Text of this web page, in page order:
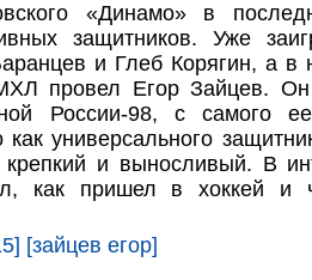
«Динамо» в
защитников. Уже
и Глеб Корягин, а в
провел Егор Зайцев.
России-98, с самого
как универсального
крепкий и выносливый. В
как пришел в хоккей и
[зайцев егор]